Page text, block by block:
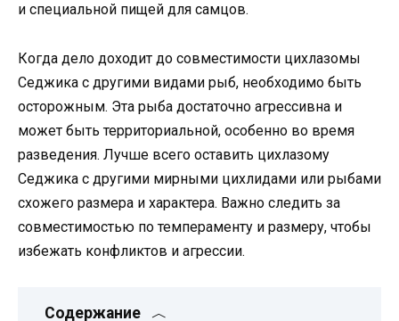
и специальной пищей для самцов.
Когда дело доходит до совместимости цихлазомы
Седжика с другими видами рыб, необходимо быть
осторожным. Эта рыба достаточно агрессивна и
может быть территориальной, особенно во время
разведения. Лучше всего оставить цихлазому
Седжика с другими мирными цихлидами или рыбами
схожего размера и характера. Важно следить за
совместимостью по темпераменту и размеру, чтобы
избежать конфликтов и агрессии.
Содержание